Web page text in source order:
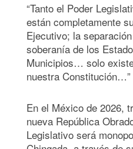
“Tanto el Poder
están completamente
Ejecutivo; la
soberanía de los
Municipios… solo
nuestra Constitución…”
En el México de 2026,
nueva República
Legislativo será